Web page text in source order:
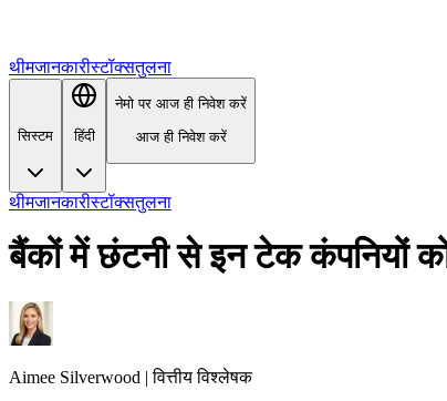
थीमजानकारीस्टॉक्सतुलना
सिस्टम हिंदी
नेमो पर आज ही निवेश करें
आज ही निवेश करें
थीमजानकारीस्टॉक्सतुलना
बैंकों में छंटनी से इन टेक कंपनियों को
Aimee Silverwood |वित्तीय विश्लेषक